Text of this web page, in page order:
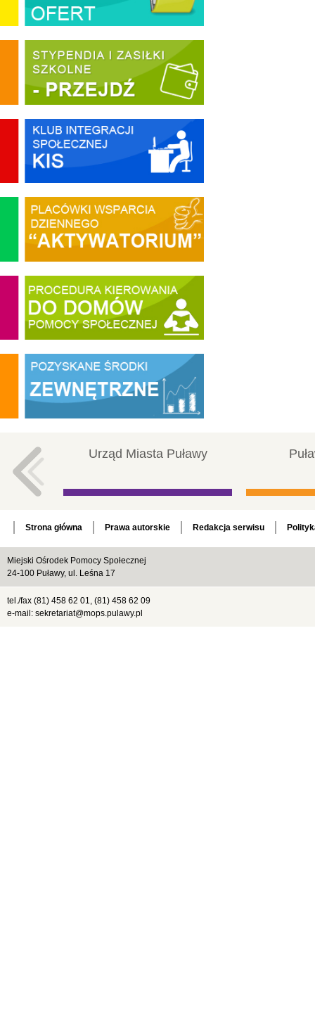
Urząd Miasta Puławy
Strona główna Prawa autorskie Redakcja serwisu
Miejski Ośrodek Pomocy Społecznej
24-100 Puławy, ul. Leśna 17
tel./fax (81) 458 62 01, (81) 458 62 09
e-mail: sekretariat@mops.pulawy.pl